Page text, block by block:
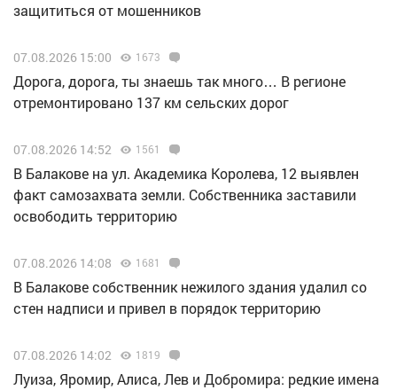
защититься от мошенников
07.08.2026 15:00 1673
Дорога, дорога, ты знаешь так много… В регионе
отремонтировано 137 км сельских дорог
07.08.2026 14:52 1561
В Балакове на ул. Академика Королева, 12 выявлен
факт самозахвата земли. Собственника заставили
освободить территорию
07.08.2026 14:08 1681
В Балакове собственник нежилого здания удалил со
стен надписи и привел в порядок территорию
07.08.2026 14:02 1819
Луиза, Яромир, Алиса, Лев и Добромира: редкие имена